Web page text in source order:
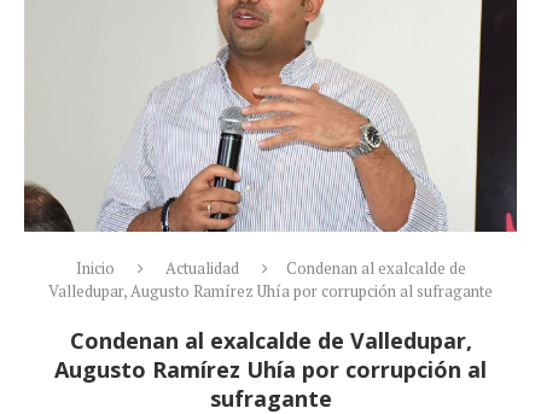
Inicio Actualidad
Condenan al exalcalde de
Valledupar, Augusto Ramírez Uhía por corrupción al sufragante
Condenan al exalcalde de Valledupar,
Augusto Ramírez Uhía por corrupción al
sufragante